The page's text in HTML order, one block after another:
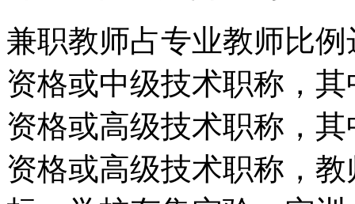
兼职教师占专业教师比
资格或中级技术职称，
资格或高级技术职称，
资格或高级技术职称，